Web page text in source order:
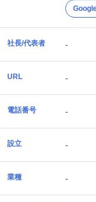
社長/代表者 -
URL -
電話番号 -
設立 -
業種 -